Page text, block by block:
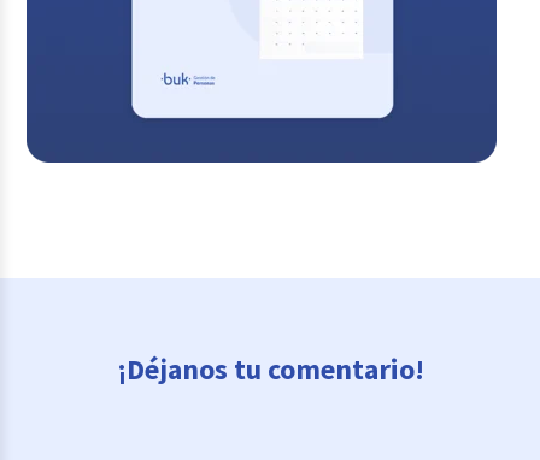
¡Déjanos tu comentario!